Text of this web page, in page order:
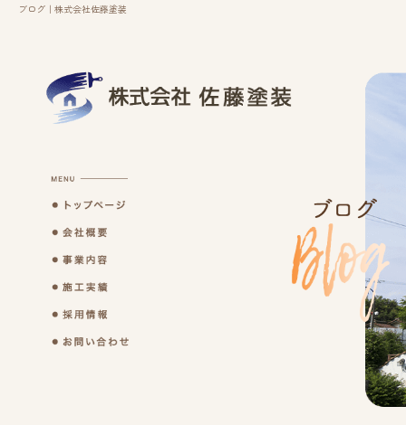
ブログ｜株式会社佐藤塗装